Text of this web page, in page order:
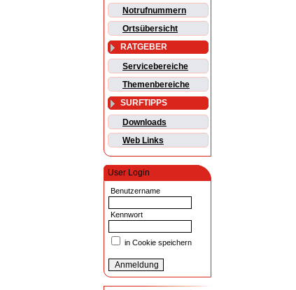
Notrufnummern
Ortsübersicht
RATGEBER
Servicebereiche
Themenbereiche
SURFTIPPS
Downloads
Web Links
User Login
Benutzername
Kennwort
in Cookie speichern